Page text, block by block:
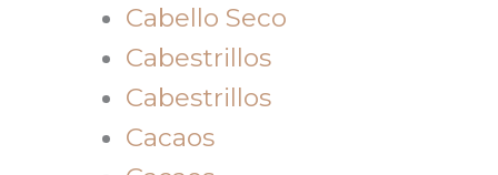
Cabello Seco
Cabestrillos
Cabestrillos
Cacaos